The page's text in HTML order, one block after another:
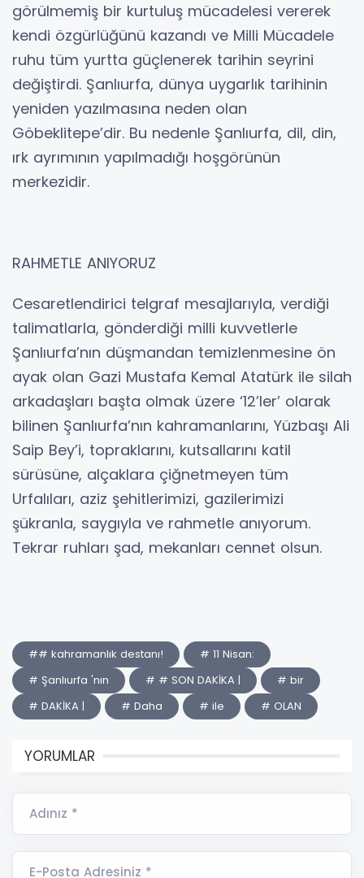
görülmemiş bir kurtuluş mücadelesi vererek
kendi özgürlüğünü kazandı ve Milli Mücadele
ruhu tüm yurtta güçlenerek tarihin seyrini
değiştirdi. Şanlıurfa, dünya uygarlık tarihinin
yeniden yazılmasına neden olan
Göbeklitepe’dir. Bu nedenle Şanlıurfa, dil, din,
ırk ayrımının yapılmadığı hoşgörünün
merkezidir.
RAHMETLE ANIYORUZ
Cesaretlendirici telgraf mesajlarıyla, verdiği
talimatlarla, gönderdiği milli kuvvetlerle
Şanlıurfa’nın düşmandan temizlenmesine ön
ayak olan Gazi Mustafa Kemal Atatürk ile silah
arkadaşları başta olmak üzere ‘12’ler’ olarak
bilinen Şanlıurfa’nın kahramanlarını, Yüzbaşı Ali
Saip Bey’i, topraklarını, kutsallarını katil
sürüsüne, alçaklara çiğnetmeyen tüm
Urfalıları, aziz şehitlerimizi, gazilerimizi
şükranla, saygıyla ve rahmetle anıyorum.
Tekrar ruhları şad, mekanları cennet olsun.
## kahramanlık destanı!
# 11 Nisan:
# Şanlıurfa 'nın
# # SON DAKİKA |
# bir
# DAKİKA |
# Daha # ile # OLAN
YORUMLAR
Adınız *
E-Posta Adresiniz *